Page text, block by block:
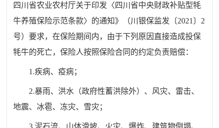
四川省农业农村厅关于印发〈四川省中央财政补贴型牦
牛养殖保险示范条款〉的通知》（川银保监发〔2021〕2
号）要求，在保险期间内，由于下列原因直接造成投保
牦牛的死亡，保险人按照保险合同的约定负责赔偿：
1.疾病、疫病；
2.暴雨、洪水（政府性蓄洪除外）、风灾、雷击、
地震、冰雹、冻灾、雪灾；
3.泥石流、山体滑坡、火灾、爆炸、建筑物倒塌、